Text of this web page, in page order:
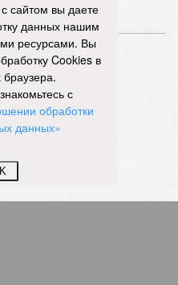
сайтом вы даете
данных нашим
ресурсами. Вы
Cookies в
браузера.
с
обработки
данных»